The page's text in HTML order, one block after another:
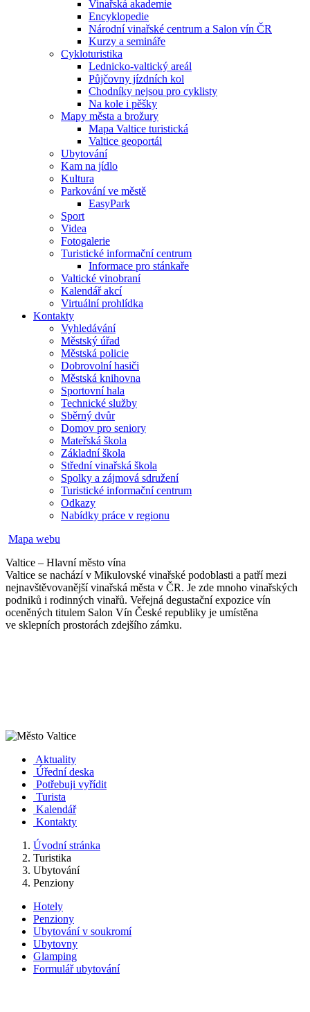
Vinařská akademie
Encyklopedie
Národní vinařské centrum a Salon vín ČR
Kurzy a semináře
Cykloturistika
Lednicko-valtický areál
Půjčovny jízdních kol
Chodníky nejsou pro cyklisty
Na kole i pěšky
Mapy města a brožury
Mapa Valtice turistická
Valtice geoportál
Ubytování
Kam na jídlo
Kultura
Parkování ve městě
EasyPark
Sport
Videa
Fotogalerie
Turistické informační centrum
Informace pro stánkaře
Valtické vinobraní
Kalendář akcí
Virtuální prohlídka
Kontakty
Vyhledávání
Městský úřad
Městská policie
Dobrovolní hasiči
Městská knihovna
Sportovní hala
Technické služby
Sběrný dvůr
Domov pro seniory
Mateřská škola
Základní škola
Střední vinařská škola
Spolky a zájmová sdružení
Turistické informační centrum
Odkazy
Nabídky práce v regionu
Mapa webu
Valtice – Hlavní město vína
Valtice se nachází v Mikulovské vinařské podoblasti a patří mezi
nejnavštěvovanější vinařská města v ČR. Je zde mnoho vinařských
podniků i rodinných vinařů. Veřejná degustační expozice vín
oceněných titulem Salon Vín České republiky je umístěna
ve sklepních prostorách zdejšího zámku.
Aktuality
Úřední deska
Potřebuji vyřídit
Turista
Kalendář
Kontakty
Úvodní stránka
Turistika
Ubytování
Penziony
Hotely
Penziony
Ubytování v soukromí
Ubytovny
Glamping
Formulář ubytování